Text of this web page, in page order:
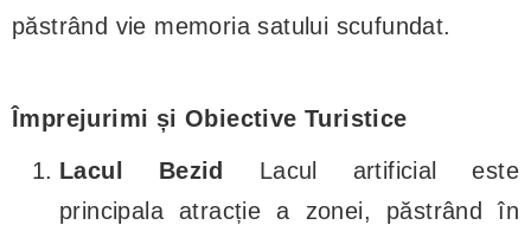
păstrând vie memoria satului scufundat.
Împrejurimi și Obiective Turistice
Lacul Bezid Lacul artificial este
principala atracție a zonei, păstrând în